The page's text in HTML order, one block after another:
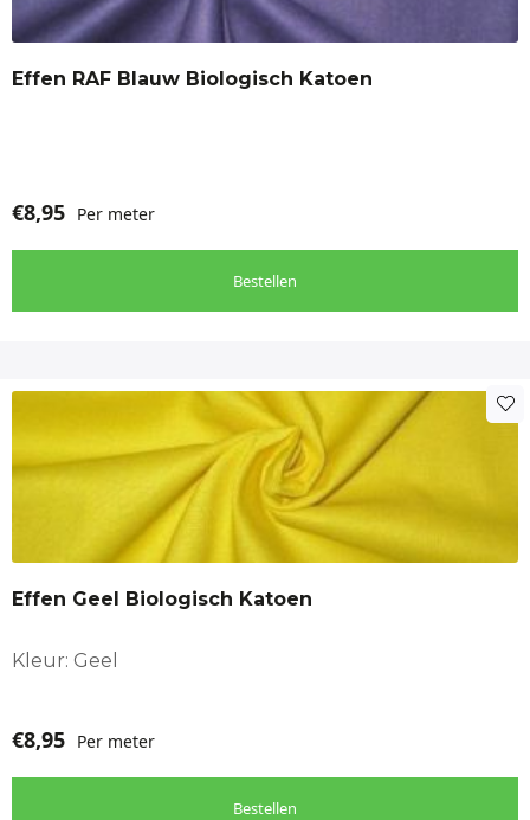
Katoen, Lycra
Stof geschikt voor
Effen RAF Blauw Biologisch Katoen
€8,95 Per meter
Bestellen
Effen Geel Biologisch Katoen
Kleur: Geel
€8,95 Per meter
Bestellen